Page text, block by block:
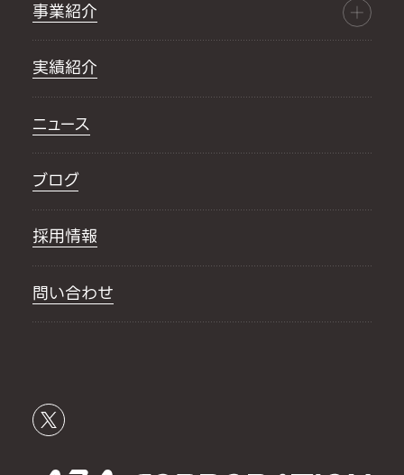
事業紹介
実績紹介
ニュース
ブログ
採用情報
問い合わせ